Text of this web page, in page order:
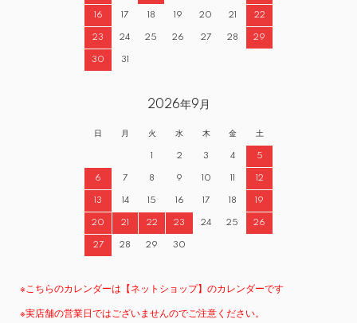
16 17 18 19 20 21 22
23 24 25 26 27 28 29
30 31
2026年9月
日 月 火 水 木 金 土
1 2 3 4 5
6 7 8 9 10 11 12
13 14 15 16 17 18 19
20 21 22 23 24 25 26
27 28 29 30
※こちらのカレンダーは【ネットショップ】のカレンダーです
※実店舗の営業日ではございませんのでご注意ください。